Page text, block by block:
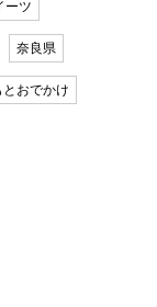
ーツ
奈良県
とおでかけ